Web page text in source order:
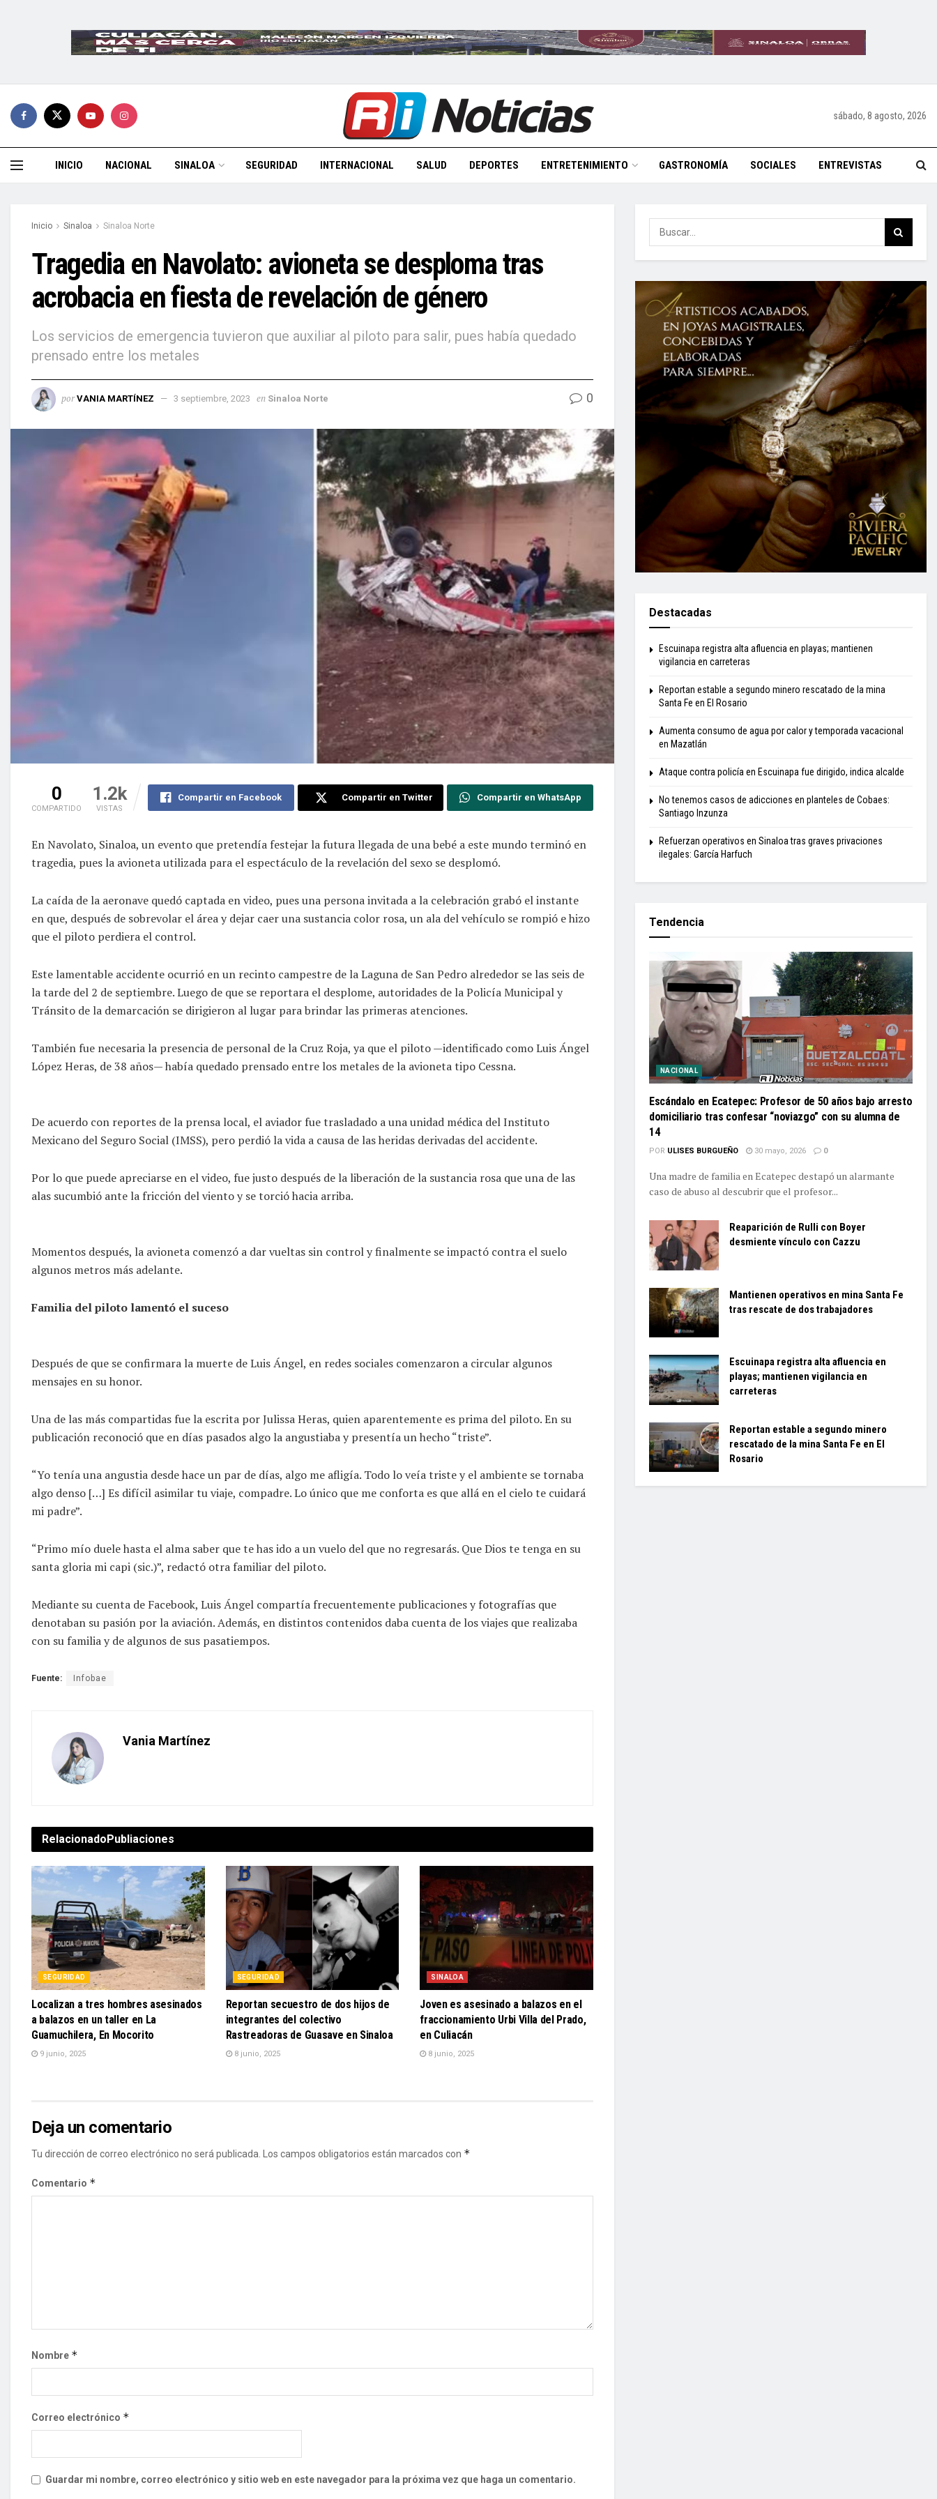
sábado, 8 agosto, 2026
INICIO NACIONAL SINALOA SEGURIDAD INTERNACIONAL SALUD DEPORTES ENTRETENIMIENTO GASTRONOMÍA SOCIALES ENTREVISTAS
Inicio Sinaloa Sinaloa Norte
Tragedia en Navolato: avioneta se desploma tras
acrobacia en fiesta de revelación de género
Los servicios de emergencia tuvieron que auxiliar al piloto para salir, pues había quedado
prensado entre los metales
por VANIA MARTÍNEZ 3 septiembre, 2023 en Sinaloa Norte 0
0
COMPARTIDO
1.2k
VISTAS
Compartir en Facebook Compartir en Twitter Compartir en WhatsApp
En Navolato, Sinaloa, un evento que pretendía festejar la futura llegada de una bebé a este mundo terminó en
tragedia, pues la avioneta utilizada para el espectáculo de la revelación del sexo se desplomó.
La caída de la aeronave quedó captada en video, pues una persona invitada a la celebración grabó el instante
en que, después de sobrevolar el área y dejar caer una sustancia color rosa, un ala del vehículo se rompió e hizo
que el piloto perdiera el control.
Este lamentable accidente ocurrió en un recinto campestre de la Laguna de San Pedro alrededor se las seis de
la tarde del 2 de septiembre. Luego de que se reportara el desplome, autoridades de la Policía Municipal y
Tránsito de la demarcación se dirigieron al lugar para brindar las primeras atenciones.
También fue necesaria la presencia de personal de la Cruz Roja, ya que el piloto —identificado como Luis Ángel
López Heras, de 38 años— había quedado prensado entre los metales de la avioneta tipo Cessna.
De acuerdo con reportes de la prensa local, el aviador fue trasladado a una unidad médica del Instituto
Mexicano del Seguro Social (IMSS), pero perdió la vida a causa de las heridas derivadas del accidente.
Por lo que puede apreciarse en el video, fue justo después de la liberación de la sustancia rosa que una de las
alas sucumbió ante la fricción del viento y se torció hacia arriba.
Momentos después, la avioneta comenzó a dar vueltas sin control y finalmente se impactó contra el suelo
algunos metros más adelante.
Familia del piloto lamentó el suceso
Después de que se confirmara la muerte de Luis Ángel, en redes sociales comenzaron a circular algunos
mensajes en su honor.
Una de las más compartidas fue la escrita por Julissa Heras, quien aparentemente es prima del piloto. En su
publicación reconoció que en días pasados algo la angustiaba y presentía un hecho “triste”.
“Yo tenía una angustia desde hace un par de días, algo me afligía. Todo lo veía triste y el ambiente se tornaba
algo denso […] Es difícil asimilar tu viaje, compadre. Lo único que me conforta es que allá en el cielo te cuidará
mi padre”.
“Primo mío duele hasta el alma saber que te has ido a un vuelo del que no regresarás. Que Dios te tenga en su
santa gloria mi capi (sic.)”, redactó otra familiar del piloto.
Mediante su cuenta de Facebook, Luis Ángel compartía frecuentemente publicaciones y fotografías que
denotaban su pasión por la aviación. Además, en distintos contenidos daba cuenta de los viajes que realizaba
con su familia y de algunos de sus pasatiempos.
Fuente: Infobae
Vania Martínez
RelacionadoPubliaciones
SEGURIDAD
Localizan a tres hombres asesinados
a balazos en un taller en La
Guamuchilera, En Mocorito
9 junio, 2025
SEGURIDAD
Reportan secuestro de dos hijos de
integrantes del colectivo
Rastreadoras de Guasave en Sinaloa
8 junio, 2025
SINALOA
Joven es asesinado a balazos en el
fraccionamiento Urbi Villa del Prado,
en Culiacán
8 junio, 2025
Deja un comentario
Tu dirección de correo electrónico no será publicada. Los campos obligatorios están marcados con *
Comentario *
Nombre *
Correo electrónico *
Guardar mi nombre, correo electrónico y sitio web en este navegador para la próxima vez que haga un comentario.
Destacadas
Escuinapa registra alta afluencia en playas; mantienen
vigilancia en carreteras
Reportan estable a segundo minero rescatado de la mina
Santa Fe en El Rosario
Aumenta consumo de agua por calor y temporada vacacional
en Mazatlán
Ataque contra policía en Escuinapa fue dirigido, indica alcalde
No tenemos casos de adicciones en planteles de Cobaes:
Santiago Inzunza
Refuerzan operativos en Sinaloa tras graves privaciones
ilegales: García Harfuch
Tendencia
NACIONAL
Escándalo en Ecatepec: Profesor de 50 años bajo arresto
domiciliario tras confesar “noviazgo” con su alumna de
14
POR ULISES BURGUEÑO 30 mayo, 2026 0
Una madre de familia en Ecatepec destapó un alarmante
caso de abuso al descubrir que el profesor...
Reaparición de Rulli con Boyer
desmiente vínculo con Cazzu
Mantienen operativos en mina Santa Fe
tras rescate de dos trabajadores
Escuinapa registra alta afluencia en
playas; mantienen vigilancia en
carreteras
Reportan estable a segundo minero
rescatado de la mina Santa Fe en El
Rosario